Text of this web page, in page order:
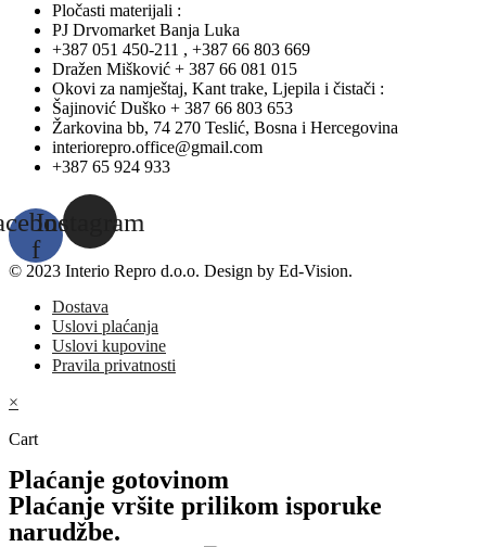
Pločasti materijali :
PJ Drvomarket Banja Luka
+387 051 450-211 , +387 66 803 669
Dražen Mišković + 387 66 081 015
Okovi za namještaj, Kant trake, Ljepila i čistači :
Šajinović Duško + 387 66 803 653
Žarkovina bb, 74 270 Teslić, Bosna i Hercegovina
interiorepro.office@gmail.com
+387 65 924 933
f
Instagram
© 2023 Interio Repro d.o.o. Design by Ed-Vision.
Dostava
Uslovi plaćanja
Uslovi kupovine
Pravila privatnosti
×
Cart
Plaćanje gotovinom
Plaćanje vršite prilikom isporuke
narudžbe.